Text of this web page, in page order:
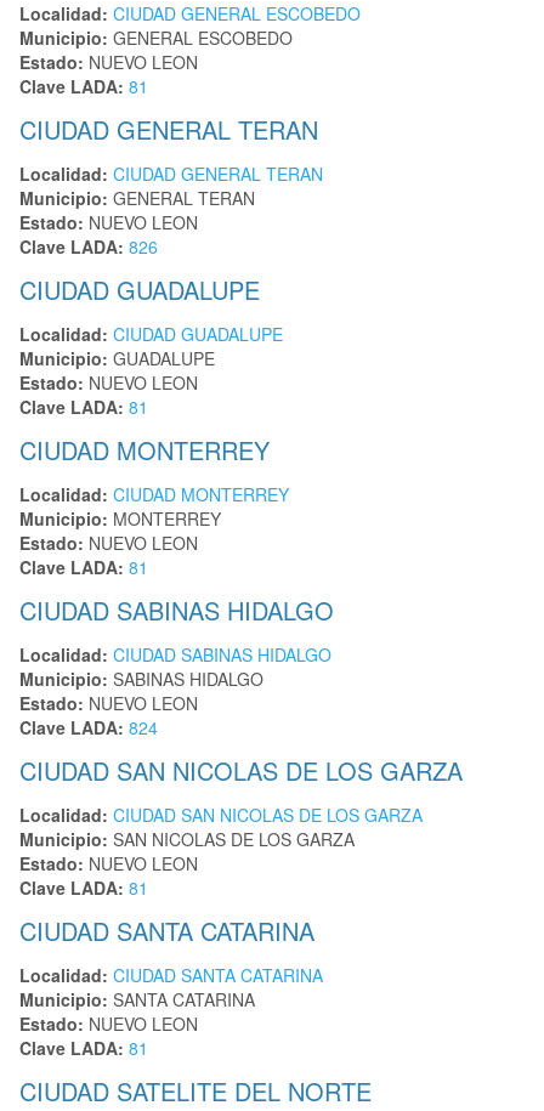
Localidad: CIUDAD GENERAL ESCOBEDO
Municipio: GENERAL ESCOBEDO
Estado: NUEVO LEON
Clave LADA: 81
CIUDAD GENERAL TERAN
Localidad: CIUDAD GENERAL TERAN
Municipio: GENERAL TERAN
Estado: NUEVO LEON
Clave LADA: 826
CIUDAD GUADALUPE
Localidad: CIUDAD GUADALUPE
Municipio: GUADALUPE
Estado: NUEVO LEON
Clave LADA: 81
CIUDAD MONTERREY
Localidad: CIUDAD MONTERREY
Municipio: MONTERREY
Estado: NUEVO LEON
Clave LADA: 81
CIUDAD SABINAS HIDALGO
Localidad: CIUDAD SABINAS HIDALGO
Municipio: SABINAS HIDALGO
Estado: NUEVO LEON
Clave LADA: 824
CIUDAD SAN NICOLAS DE LOS GARZA
Localidad: CIUDAD SAN NICOLAS DE LOS GARZA
Municipio: SAN NICOLAS DE LOS GARZA
Estado: NUEVO LEON
Clave LADA: 81
CIUDAD SANTA CATARINA
Localidad: CIUDAD SANTA CATARINA
Municipio: SANTA CATARINA
Estado: NUEVO LEON
Clave LADA: 81
CIUDAD SATELITE DEL NORTE